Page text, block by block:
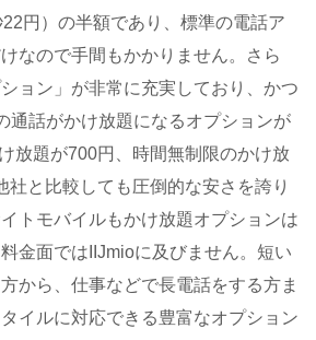
円）の半額であり、標準の電話ア
なので手間もかかりません。さら
ョン」が非常に充実しており、かつ
通話がかけ放題になるオプションが
放題が700円、時間無制限のかけ放
社と比較しても圧倒的な安さを誇り
トモバイルもかけ放題オプションは
金面ではIIJmioに及びません。短い
から、仕事などで長電話をする方ま
イルに対応できる豊富なオプション